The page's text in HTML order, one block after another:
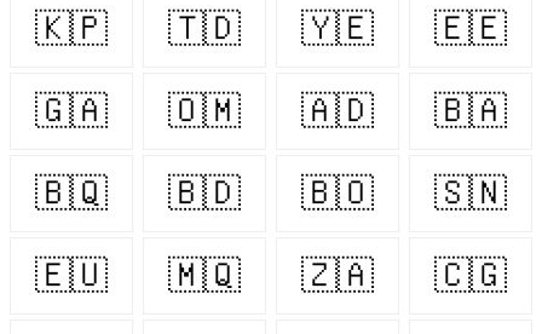
🇰🇵 🇹🇩 🇾🇪 🇪🇪
🇬🇦 🇴🇲 🇦🇩 🇧🇦
🇧🇶 🇧🇩 🇧🇴 🇸🇳
🇪🇺 🇲🇶 🇿🇦 🇨🇬